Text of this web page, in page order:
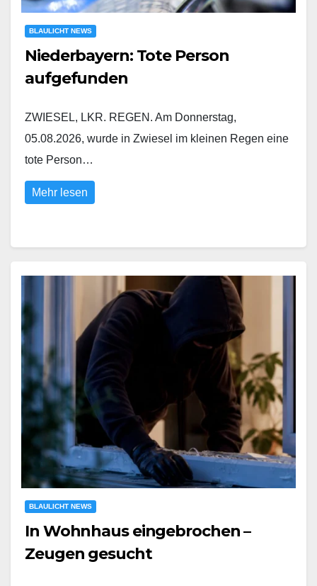
BLAULICHT NEWS
Niederbayern: Tote Person
aufgefunden
ZWIESEL, LKR. REGEN. Am Donnerstag,
05.08.2026, wurde in Zwiesel im kleinen Regen eine
tote Person…
Mehr lesen
BLAULICHT NEWS
In Wohnhaus eingebrochen –
Zeugen gesucht